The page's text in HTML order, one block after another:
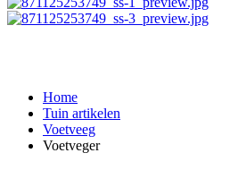
Home
Tuin artikelen
Voetveeg
Voetveger